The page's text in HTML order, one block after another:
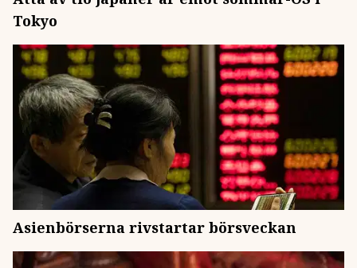
Tokyo
Asienbörserna rivstartar börsveckan